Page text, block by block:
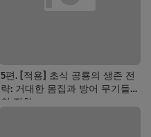
5편. [적용] 초식 공룡의 생존 전
략: 거대한 몸집과 방어 무기들
의 진화